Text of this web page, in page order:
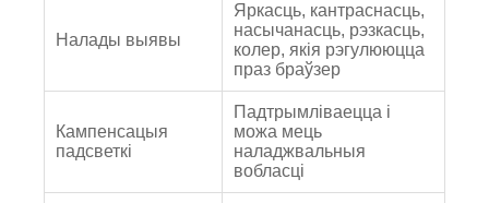
Налады выявы
Яркасць, кантраснасць,
насычанасць, рэзкасць,
колер, якія рэгулююцца
праз браўзер
Кампенсацыя
падсветкі
Падтрымліваецца і
можа мець
наладжвальныя
вобласці